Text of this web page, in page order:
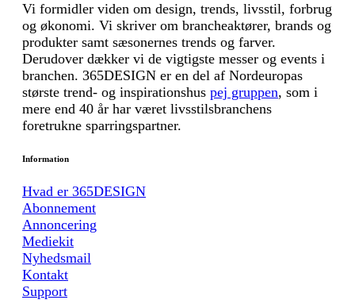
Vi formidler viden om design, trends, livsstil, forbrug
og økonomi. Vi skriver om brancheaktører, brands og
produkter samt sæsonernes trends og farver.
Derudover dækker vi de vigtigste messer og events i
branchen. 365DESIGN er en del af Nordeuropas
største trend- og inspirationshus pej gruppen, som i
mere end 40 år har været livsstilsbranchens
foretrukne sparringspartner.
Information
Hvad er 365DESIGN
Abonnement
Annoncering
Mediekit
Nyhedsmail
Kontakt
Support